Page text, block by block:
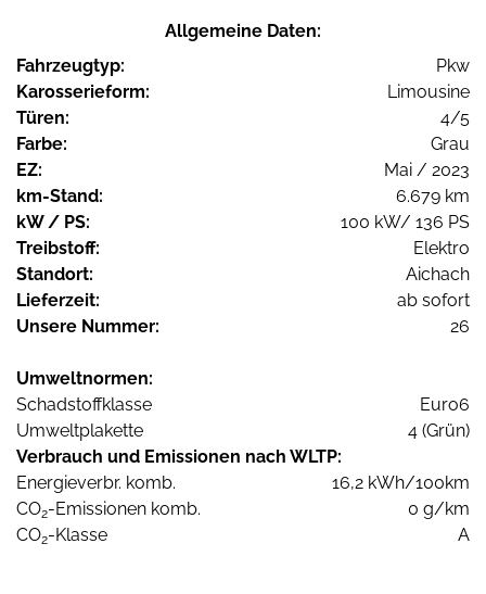
Allgemeine Daten:
Fahrzeugtyp:
Pkw
Karosserieform:
Limousine
Türen:
4/5
Farbe:
Grau
EZ:
Mai / 2023
km-Stand:
6.679 km
kW / PS:
100 kW/ 136 PS
Treibstoff:
Elektro
Standort:
Aichach
Lieferzeit:
ab sofort
Unsere Nummer:
26
Umweltnormen:
Schadstoffklasse
Euro6
Umweltplakette
4 (Grün)
Verbrauch und Emissionen nach WLTP:
Energieverbr. komb.
16,2 kWh/100km
CO2-Emissionen komb.
0 g/km
CO2-Klasse A